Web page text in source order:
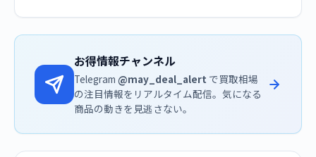
お得情報チャンネル
Telegram @may_deal_alert で買取相場
の注目情報をリアルタイム配信。気になる
商品の動きを見逃さない。